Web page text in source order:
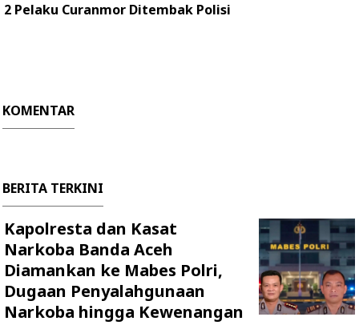
2 Pelaku Curanmor Ditembak Polisi
KOMENTAR
BERITA TERKINI
Kapolresta dan Kasat
Narkoba Banda Aceh
Diamankan ke Mabes Polri,
Dugaan Penyalahgunaan
Narkoba hingga Kewenangan